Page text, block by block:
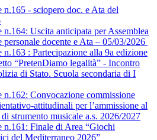
n.165 - sciopero doc. e Ata del
n.164: Uscita anticipata per Assemblea
personale docente e Ata – 05/03/2026
n.163 : Partecipazione alla 9a edizione
“PretenDiamo legalità” - Incontro
di Stato. Scuola secondaria di I
n.162: Convocazione commissione
attitudinali per l’ammissione al
strumento musicale a.s. 2026/2027
n.161: Finale di Area “Giochi
del Mediterraneo 2026”